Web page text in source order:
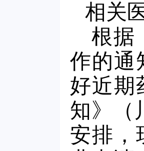
相关
根据
作的通
好近期
知》（
安排，